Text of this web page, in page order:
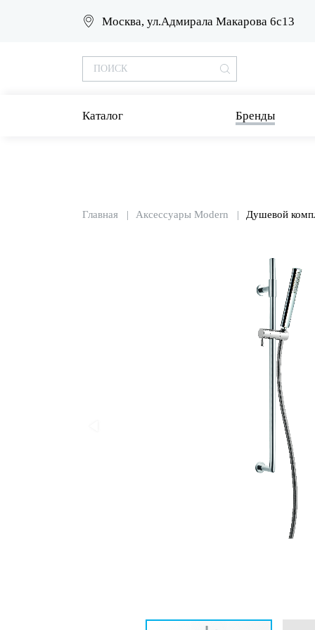
Москва, ул.Адмирала Макарова 6с13
Каталог Бренды
Главная Аксессуары Modern Душевой